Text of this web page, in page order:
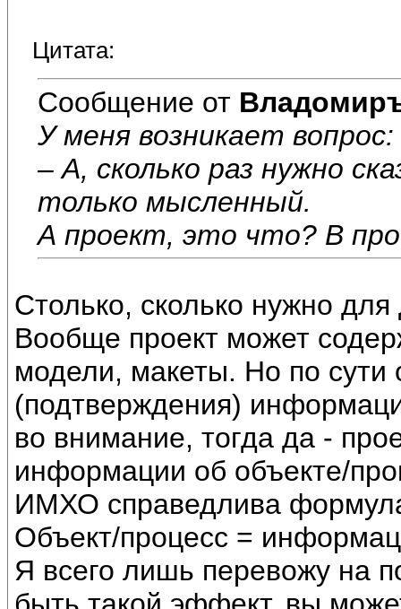
Цитата:
Сообщение от
У меня возникает вопрос:
– А, сколько раз нужно
только мысленный.
А проект, это что? В
Столько, сколько нужно
Вообще проект может
модели, макеты. Но по
(подтверждения)
во внимание, тогда да -
информации об объекте/
ИМХО справедлива
Объект/процесс =
Я всего лишь перевожу на